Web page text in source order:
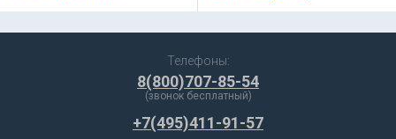
Телефоны:
8(800)707-85-54
(звонок бесплатный)
+7(495)411-91-57